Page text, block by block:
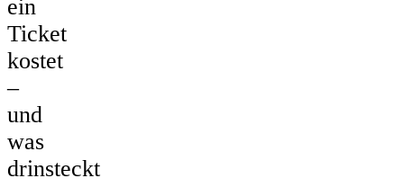
ein
Ticket
kostet
–
und
was
drinsteckt